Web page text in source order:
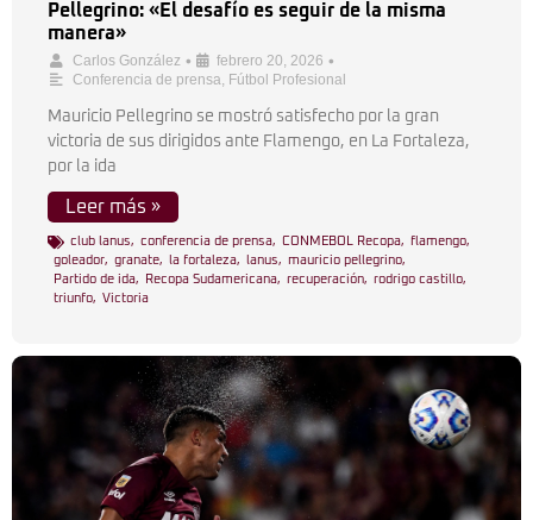
Pellegrino: «El desafío es seguir de la misma
manera»
Carlos González • febrero 20, 2026 •
Conferencia de prensa, Fútbol Profesional
Mauricio Pellegrino se mostró satisfecho por la gran
victoria de sus dirigidos ante Flamengo, en La Fortaleza,
por la ida
Leer más »
club lanus, conferencia de prensa, CONMEBOL Recopa, flamengo,
goleador, granate, la fortaleza, lanus, mauricio pellegrino,
Partido de ida, Recopa Sudamericana, recuperación, rodrigo castillo,
triunfo, Victoria